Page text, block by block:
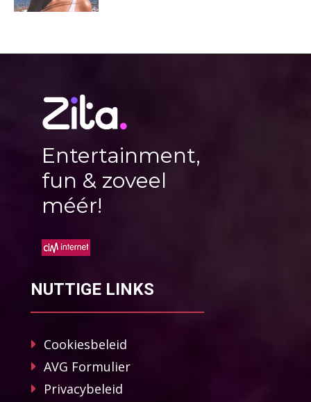
Entertainment,
fun & zoveel
méér!
NUTTIGE LINKS
Cookiesbeleid
AVG Formulier
Privacybeleid